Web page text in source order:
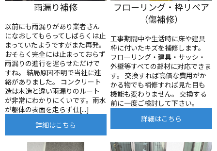
雨漏り補修
以前にも雨漏りがあり業者さん
になおしてもらってしばらくは止
まっていたようですがまた再発。
おそらく完全には止まっておらず
雨漏りの進行を遅らせただけで
すね。 結局原因不明で当社に連
絡がありました。 コンクリート
造は木造と違い雨漏りのルート
が非常にわかりにくいです。雨水
が躯体の表面を走らず仕[...]
詳細はこちら
フローリング・枠リペア
（傷補修）
工事期間中や生活時に床や建具
枠に付いたキズを補修します。
フローリング・建具・サッシ・
外壁等すべての部材に対応できま
す。 交換すれば高価な費用がか
かる物でも補修すれば見た目も
機能も変わりません。 交換する
前に一度ご検討して下さい。
詳細はこちら